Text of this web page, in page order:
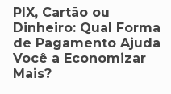
PIX, Cartão ou
Dinheiro: Qual Forma
de Pagamento Ajuda
Você a Economizar
Mais?